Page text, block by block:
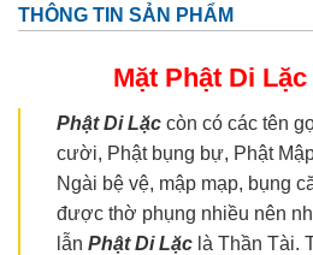
THÔNG TIN SẢN PHẨM
Mặt Phật Di Lặc
Phật Di Lặc còn có các tên
cười, Phật bụng bự, Phật
Ngài bệ vệ, mập mạp, bụng
được thờ phụng nhiều nên
lẫn Phật Di Lặc là Thần Tài.